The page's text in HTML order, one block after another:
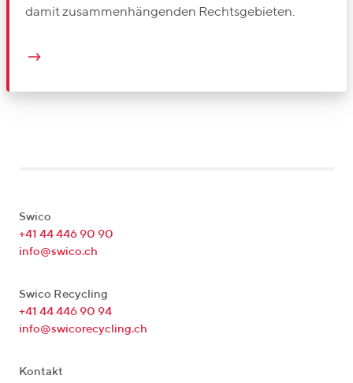
damit zusammenhängenden Rechtsgebieten.
Swico
+41 44 446 90 90
info@swico.ch
Swico Recycling
+41 44 446 90 94
info@swicorecycling.ch
Kontakt